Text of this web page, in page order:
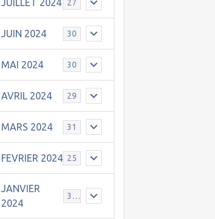
JUILLET 2024 27
JUIN 2024 30
MAI 2024 30
AVRIL 2024 29
MARS 2024 31
FEVRIER 2024 25
JANVIER
2024
30